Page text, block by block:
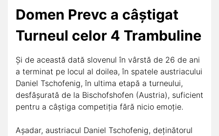
Domen Prevc a câștigat
Turneul celor 4 Trambuline
Și de această dată slovenul în vârstă de 26 de ani
a terminat pe locul al doilea, în spatele austriacului
Daniel Tschofenig, în ultima etapă a turneului,
desfășurată de la Bischofshofen (Austria), suficient
pentru a câștiga competiția fără nicio emoție.
Așadar, austriacul Daniel Tschofenig, deținătorul